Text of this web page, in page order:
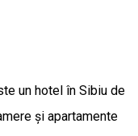
un hotel în Sibiu de
și apartamente